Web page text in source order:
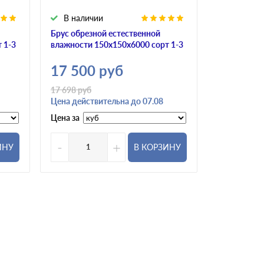
1-3
Брус обрезной естественной
влажности 150х150х6000 сорт 1-3
В наличии
17 500 руб
17 698руб
Цена действительна до 07.08
Цена за
- + В КОРЗИНУ